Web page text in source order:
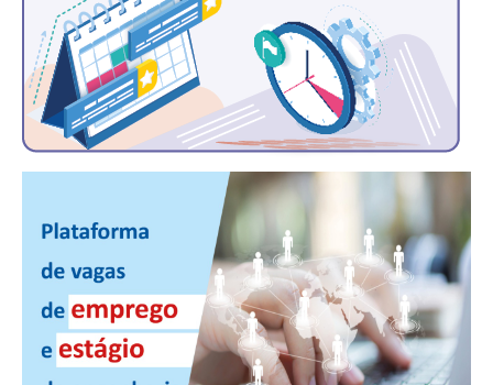
MANUAL DE REDAÇÃO
RELEASES
CONTATO
ASSOCIE-SE
ATUALIZAÇÃO CADASTRAL
NÚCLEO JOVEM